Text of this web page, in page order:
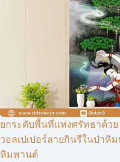
ยกระดับพื้นที่แห่งศรัทธาด้ว
วอลเปเปอร์ลายกินรีในป่าหิ
หิมพานต์